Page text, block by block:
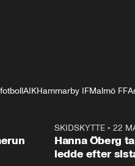
AIKHammarby IFMalmö FF
SKIDSKYTTE• 22
Hanna Öberg
ledde efter